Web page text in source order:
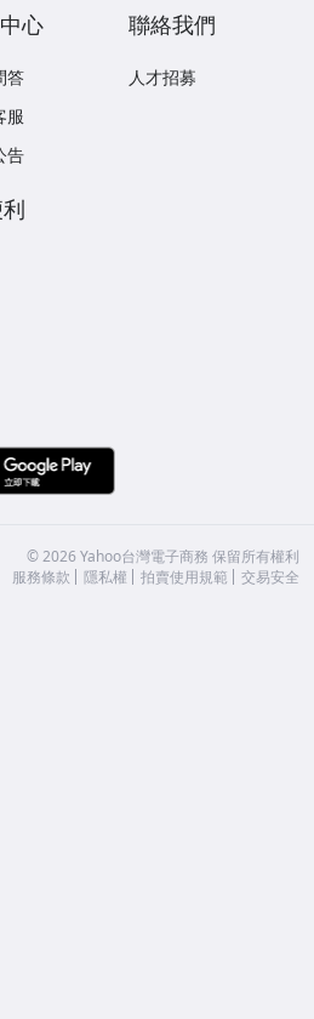
心
答
服
告
聯絡我們
人才招募
©2026 Yahoo台灣電子商務 保留所有權利
服務條款
隱私權 拍賣使用規範 交易安全